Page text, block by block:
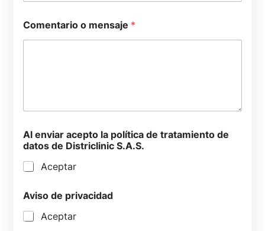
Comentario o mensaje *
Al enviar acepto la política de tratamiento de
datos de Districlinic S.A.S.
Aceptar
Aviso de privacidad
Aceptar